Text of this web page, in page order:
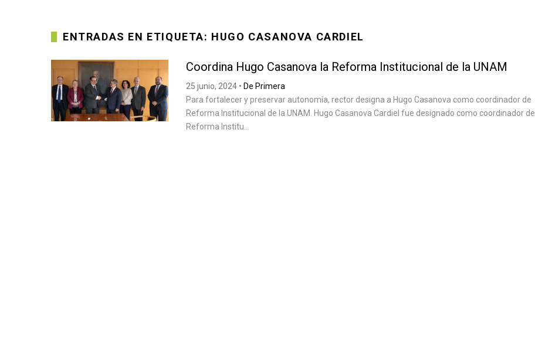
ENTRADAS EN ETIQUETA: HUGO CASANOVA CARDIEL
Coordina Hugo Casanova la Reforma Institucional de la UNAM
25 junio, 2024 • De Primera
Para fortalecer y preservar autonomía, rector designa a Hugo Casanova como coordinador de
Reforma Institucional de la UNAM. Hugo Casanova Cardiel fue designado como coordinador de
Reforma Institu...